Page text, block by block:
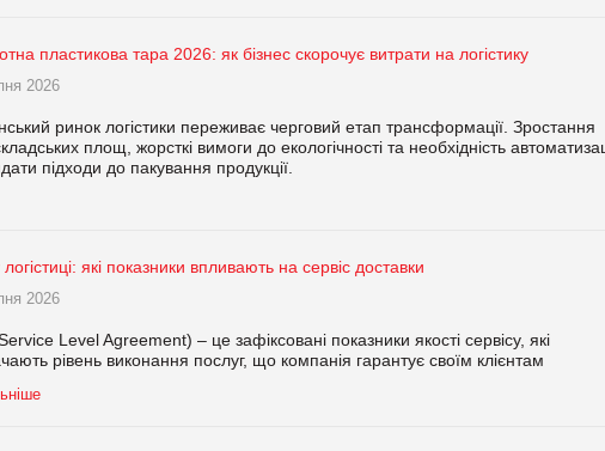
пластикова тара 2026: як бізнес скорочує витрати на логістику
2026
ринок логістики переживає черговий етап трансформації. Зростання
площ, жорсткі вимоги до екологічності та необхідність
підходи до пакування продукції.
які показники впливають на сервіс доставки
2026
Level Agreement) – це зафіксовані показники якості сервісу, які
рівень виконання послуг, що компанія гарантує своїм клієнтам